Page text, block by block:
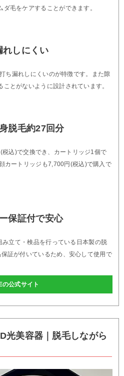
毛をケアすることができます。
れしにくい
ち漏れしにくいのが特徴です。また隙
とがないように設計されています。
脱毛約27回分
込)で交換でき、カートリッジ1個で
カートリッジも7,700円(税込)で購入で
保証付で安心
立て・検品を行っている日本製の脱
証が付いているため、安心して使用で
の公式サイト
光美容器｜脱毛しながら